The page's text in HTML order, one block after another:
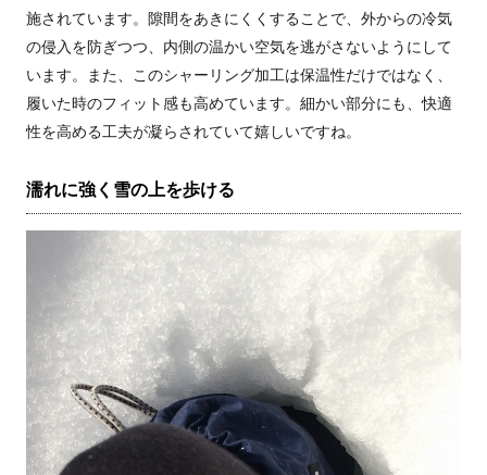
施されています。隙間をあきにくくすることで、外からの冷気
の侵入を防ぎつつ、内側の温かい空気を逃がさないようにして
います。また、このシャーリング加工は保温性だけではなく、
履いた時のフィット感も高めています。細かい部分にも、快適
性を高める工夫が凝らされていて嬉しいですね。
濡れに強く雪の上を歩ける